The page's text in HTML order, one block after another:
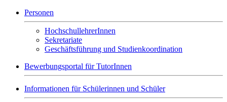
Personen
HochschullehrerInnen
Sekretariate
Geschäftsführung und Studienkoordination
Bewerbungsportal für TutorInnen
Informationen für Schülerinnen und Schüler